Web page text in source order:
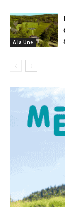
A la Une